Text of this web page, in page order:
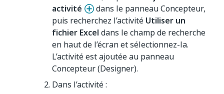
activité
dans le panneau Concepteur,
puis recherchez l’activité Utiliser un
fichier Excel dans le champ de recherche
en haut de l’écran et sélectionnez-la.
L’activité est ajoutée au panneau
Concepteur (Designer).
Dans l’activité :